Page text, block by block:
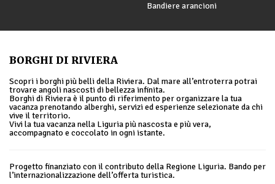
Bandiere arancioni
BORGHI DI RIVIERA
Scopri i borghi più belli della Riviera. Dal mare all’entroterra potrai
trovare angoli nascosti di bellezza infinita.
Borghi di Riviera è il punto di riferimento per organizzare la tua
vacanza prenotando alberghi, servizi ed esperienze selezionate da chi
vive il territorio.
Vivi la tua vacanza nella Liguria più nascosta e più vera,
accompagnato e coccolato in ogni istante.
Progetto finanziato con il contributo della Regione Liguria. Bando per
l’internazionalizzazione dell’offerta turistica.